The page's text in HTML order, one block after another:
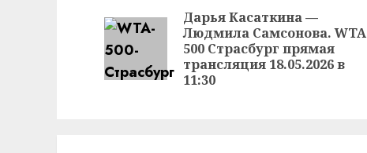
чтение
Дарья Касаткина —
Людмила Самсонова. WTA
500 Страсбург прямая
трансляция 18.05.2026 в
11:30